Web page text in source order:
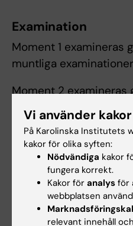
Examination
Moment 1 examineras
muntliga
Moment 2 examineras
examination där det
godkänt betyg. För
lärandemålen är
moment samt aktivt
obligatoriska delar.
Frånvaro från
kompenseras med
Vi använder
På Karolinska Institutets
kakor för olika syften:
Nödvändiga kakor
fungera korrekt.
Kakor för analys för
webbplatsen
relevant innehåll